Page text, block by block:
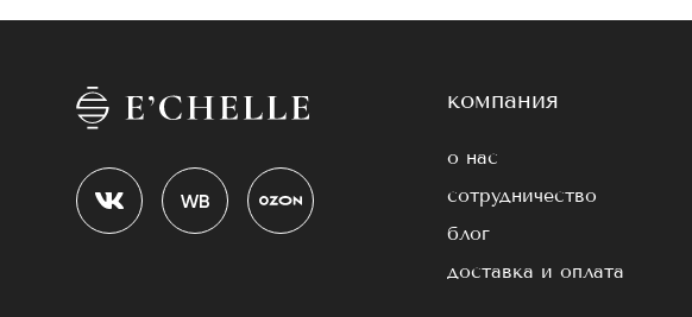
компания
о нас
сотрудничество
блог
доставка и оплата